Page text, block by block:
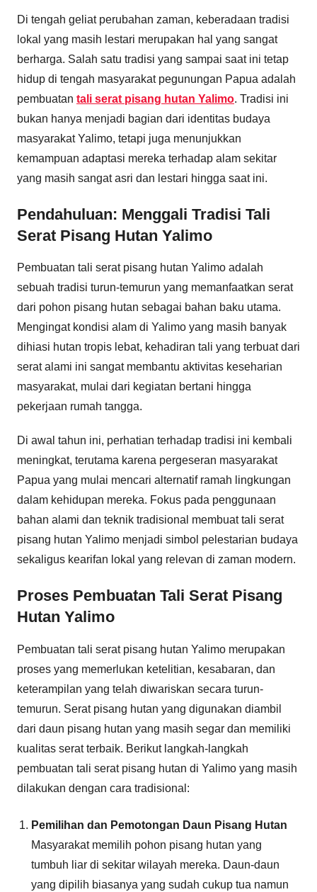
Di tengah geliat perubahan zaman, keberadaan tradisi
lokal yang masih lestari merupakan hal yang sangat
berharga. Salah satu tradisi yang sampai saat ini tetap
hidup di tengah masyarakat pegunungan Papua adalah
pembuatan tali serat pisang hutan Yalimo. Tradisi ini
bukan hanya menjadi bagian dari identitas budaya
masyarakat Yalimo, tetapi juga menunjukkan
kemampuan adaptasi mereka terhadap alam sekitar
yang masih sangat asri dan lestari hingga saat ini.
Pendahuluan: Menggali Tradisi Tali
Serat Pisang Hutan Yalimo
Pembuatan tali serat pisang hutan Yalimo adalah
sebuah tradisi turun-temurun yang memanfaatkan serat
dari pohon pisang hutan sebagai bahan baku utama.
Mengingat kondisi alam di Yalimo yang masih banyak
dihiasi hutan tropis lebat, kehadiran tali yang terbuat dari
serat alami ini sangat membantu aktivitas keseharian
masyarakat, mulai dari kegiatan bertani hingga
pekerjaan rumah tangga.
Di awal tahun ini, perhatian terhadap tradisi ini kembali
meningkat, terutama karena pergeseran masyarakat
Papua yang mulai mencari alternatif ramah lingkungan
dalam kehidupan mereka. Fokus pada penggunaan
bahan alami dan teknik tradisional membuat tali serat
pisang hutan Yalimo menjadi simbol pelestarian budaya
sekaligus kearifan lokal yang relevan di zaman modern.
Proses Pembuatan Tali Serat Pisang
Hutan Yalimo
Pembuatan tali serat pisang hutan Yalimo merupakan
proses yang memerlukan ketelitian, kesabaran, dan
keterampilan yang telah diwariskan secara turun-
temurun. Serat pisang hutan yang digunakan diambil
dari daun pisang hutan yang masih segar dan memiliki
kualitas serat terbaik. Berikut langkah-langkah
pembuatan tali serat pisang hutan di Yalimo yang masih
dilakukan dengan cara tradisional:
Pemilihan dan Pemotongan Daun Pisang Hutan
Masyarakat memilih pohon pisang hutan yang
tumbuh liar di sekitar wilayah mereka. Daun-daun
yang dipilih biasanya yang sudah cukup tua namun